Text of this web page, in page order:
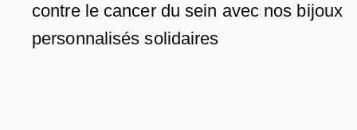
contre le cancer du sein avec nos bijoux
personnalisés solidaires